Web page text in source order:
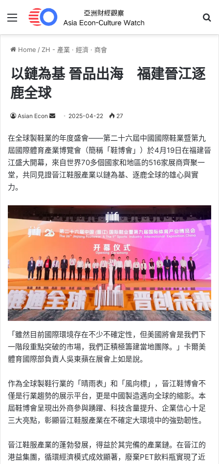
Menu
Home / ZH - 產業 · 經濟 · 商會
以鏈為基 晉品出海 福建晉江逐
鹿全球
Asian Econ
Send
email
2025-04-22 27
在全球製鞋業的年度盛會——第二十六屆中國國際鞋業暨第九
屆國際體育產業博覽會（簡稱「鞋博會」）於4月19日在福建晉
江盛大開幕，來自世界70多個國家和地區的516家展商齊聚一
堂，共同見證晉江鞋服產業以鏈為基、逐鹿全球的雄心與實
力。
「雖然目前國際環境存在不少不確定性，但美國將會是我們下
一階段重點突破的市場，我們正積極籌建當地團隊。」卡爾美
體育國際部負責人吳東蘋在展會上如是說。
作為全球製鞋行業的「晴雨表」和「風向標」，晉江鞋博會不
僅是行業趨勢的展示平台，更是中國製造邁向全球的縮影。本
屆鞋博會呈現出外商參與踴躍、科技含量提升、企業信心十足
三大亮點，彰顯晉江鞋服產業在不確定大環境中的強勁韌性。
晉江鞋服產業的蓬勃發展，得益於其完備的產業鏈。在晉江的
港益集團，循環經濟模式成效顯著，廢棄PET飲料瓶實現了近